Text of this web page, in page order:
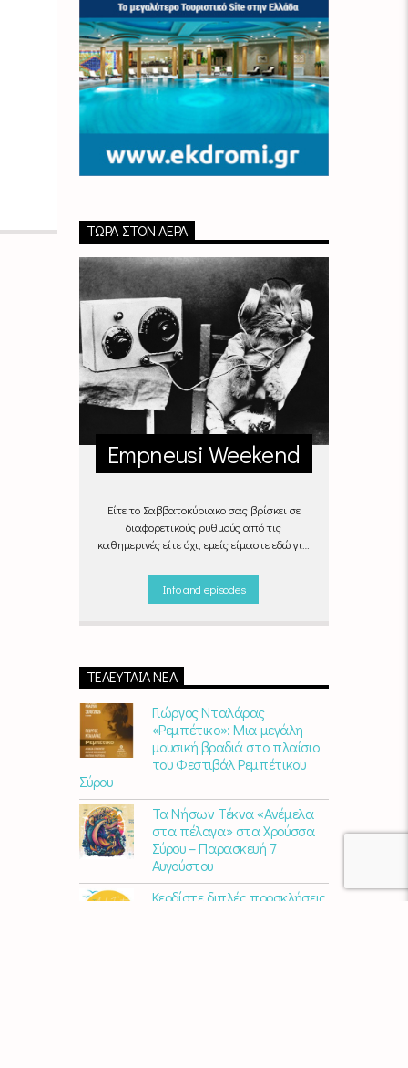
ΤΏΡΑ ΣΤΟΝ ΑΈΡΑ
Empneusi Weekend
Είτε το Σαββατοκύριακο σας βρίσκει σε
διαφορετικούς ρυθμούς από τις
καθημερινές είτε όχι, εμείς είμαστε εδώ για
μέρες της εβδομάδας, δημιουργώντας μία
μελωδική συνήθεια για ό,τι κι αν κάνετε.
Info and episodes
ΤΕΛΕΥΤΑΊΑ ΝΈΑ
Γιώργος Νταλάρας
«Ρεμπέτικο»: Μια μεγάλη
μουσική βραδιά στο πλαίσιο
του Φεστιβάλ Ρεμπέτικου
Σύρου
Τα Νήσων Τέκνα «Ανέμελα
στα πέλαγα» στα Χρούσσα
Σύρου – Παρασκευή 7
Αυγούστου
Κερδίστε διπλές προσκλήσεις